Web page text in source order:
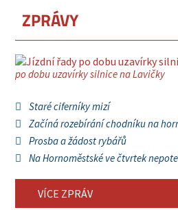
ZPRÁVY
po dobu uzavírky silnice na Lavičky
Staré ciferníky mizí
Začíná rozebírání chodníku na
Prosba a žádost rybářů
Na Hornoměstské ve čtvrtek
VÍCE ZPRÁV